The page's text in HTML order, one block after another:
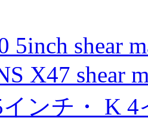
5inch shear
X47 shear
インチ・ K